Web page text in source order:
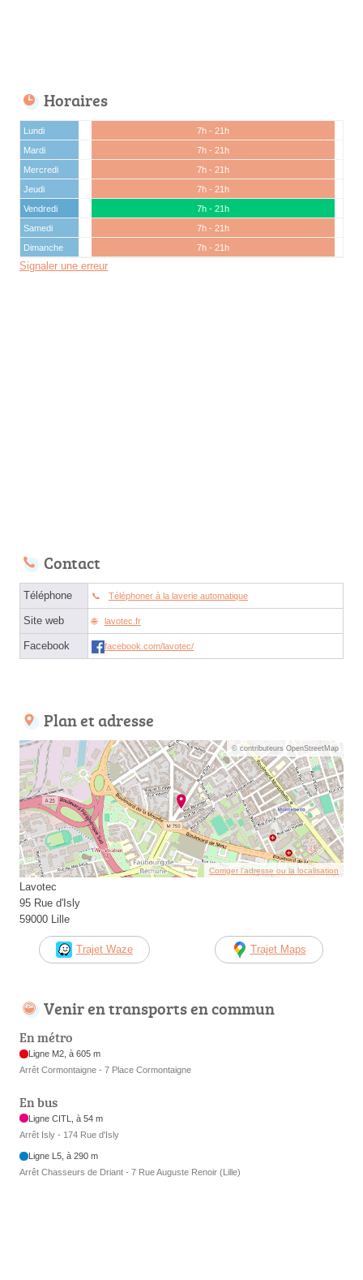
Horaires
Lundi
7h - 21h
Mardi
7h - 21h
Mercredi
7h - 21h
Jeudi
7h - 21h
Vendredi
7h - 21h
Samedi
7h - 21h
Dimanche
7h - 21h
Signaler une erreur
Contact
Téléphone Téléphoner à la laverie automatique
Site web lavotec.fr
Facebook facebook.com/lavotec/
Plan et adresse
© contributeurs OpenStreetMap
Corriger l’adresse ou la localisation
Lavotec
95 Rue d'Isly
59000 Lille
Trajet Waze Trajet Maps
Venir en transports en commun
En métro
Ligne M2, à 605 m
Arrêt Cormontaigne - 7 Place Cormontaigne
En bus
Ligne CITL, à 54 m
Arrêt Isly - 174 Rue d'Isly
Ligne L5, à 290 m
Arrêt Chasseurs de Driant - 7 Rue Auguste Renoir (Lille)